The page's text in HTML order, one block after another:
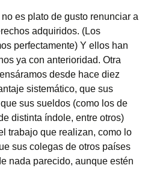
es plato de gusto renunciar a
adquiridos. (Los
perfectamente) Y ellos han
ya con anterioridad. Otra
desde hace diez
sistemático, que sus
sus sueldos (como los de
distinta índole, entre otros)
trabajo que realizan, como lo
sus colegas de otros países
nada parecido, aunque estén